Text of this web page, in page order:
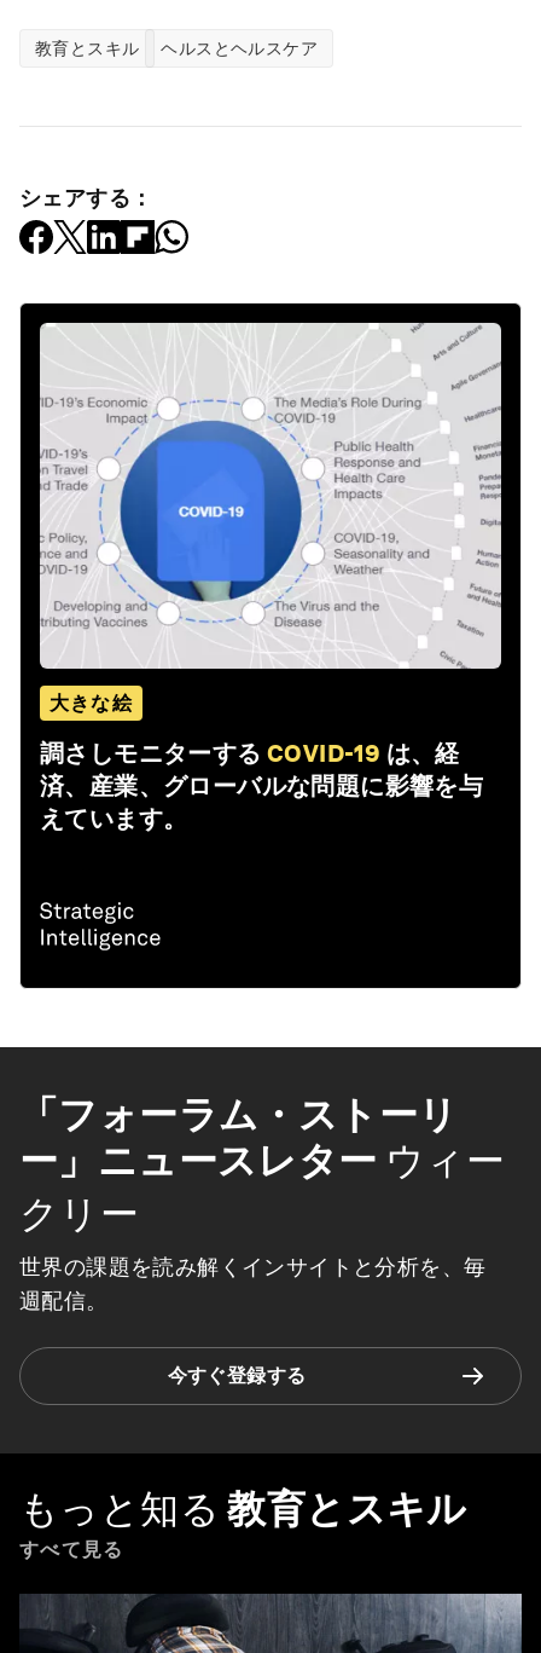
教育とスキル ヘルスとヘルスケア
シェアする：
大きな絵
調さしモニターする COVID-19 は、経
済、産業、グローバルな問題に影響を与
えています。
「フォーラム・ストーリ
ー」ニュースレター ウィー
クリー
世界の課題を読み解くインサイトと分析を、毎
週配信。
今すぐ登録する
もっと知る 教育とスキル
すべて見る